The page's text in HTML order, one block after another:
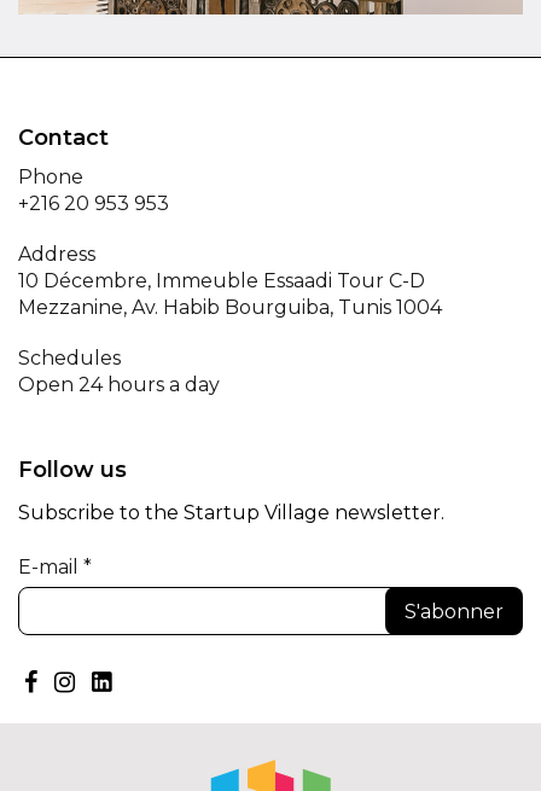
Contact
Phone
+216 20 953 953
Address
10 Décembre, Immeuble Essaadi Tour C-D
Mezzanine, Av. Habib Bourguiba, Tunis 1004
Schedules
Open 24 hours a day
Follow us
Subscribe to the Startup Village newsletter.
E-mail *